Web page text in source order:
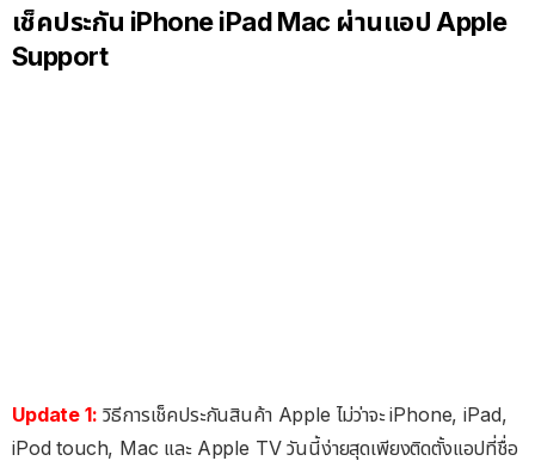
เช็คประกัน iPhone iPad Mac ผ่านแอป Apple
Support
Update 1: วิธีการเช็คประกันสินค้า Apple ไม่ว่าจะ iPhone, iPad,
iPod touch, Mac และ Apple TV วันนี้ง่ายสุดเพียงติดตั้งแอปที่ชื่อ